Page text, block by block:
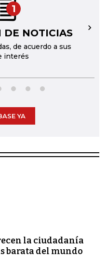
1
DE NOTICIAS
de acuerdo a sus
interés
→
YA
la ciudadanía
barata del mundo